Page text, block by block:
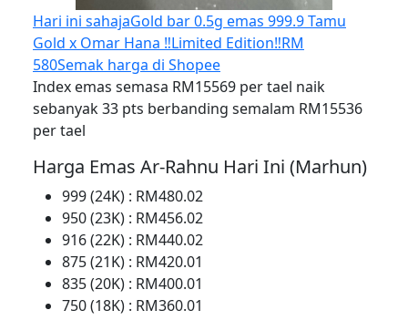
Hari ini sahajaGold bar 0.5g emas 999.9 Tamu
Gold x Omar Hana ‼️Limited Edition‼️RM
580Semak harga di Shopee
Index emas semasa RM15569 per tael naik
sebanyak 33 pts berbanding semalam RM15536
per tael
Harga Emas Ar-Rahnu Hari Ini (Marhun)
999 (24K) : RM480.02
950 (23K) : RM456.02
916 (22K) : RM440.02
875 (21K) : RM420.01
835 (20K) : RM400.01
750 (18K) : RM360.01